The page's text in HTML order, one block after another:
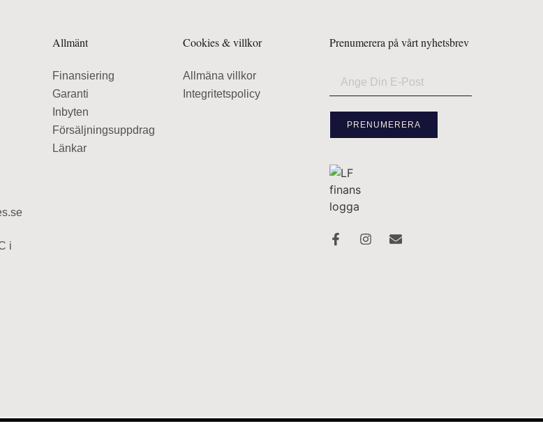
i
Allmänt
Finansiering
Garanti
Inbyten
Försäljningsuppdrag
Länkar
Cookies & villkor
Allmäna villkor
Integritetspolicy
Prenumerera på vårt nyhetsbrev
PRENUMERERA